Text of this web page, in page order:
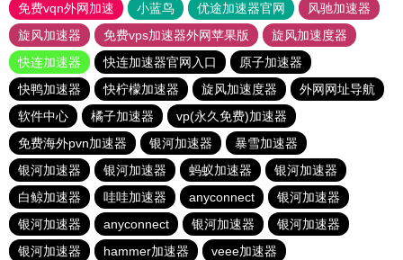
免费vqn外网加速
小蓝鸟 优途加速器官网
风驰加速器
旋风加速器
免费vps加速器外网苹果版
旋风加速度器
快连加速器
快连加速器官网入口
原子加速器
快鸭加速器
快柠檬加速器 旋风加速度器
外网网址导航
软件中心
橘子加速器
vp(永久免费)加速器
免费海外pvn加速器
银河加速器
暴雪加速器
银河加速器
银河加速器 蚂蚁加速器
银河加速器
白鲸加速器
哇哇加速器 anyconnect
银河加速器
银河加速器
anyconnect 银河加速器
银河加速器
银河加速器
hammer加速器 veee加速器